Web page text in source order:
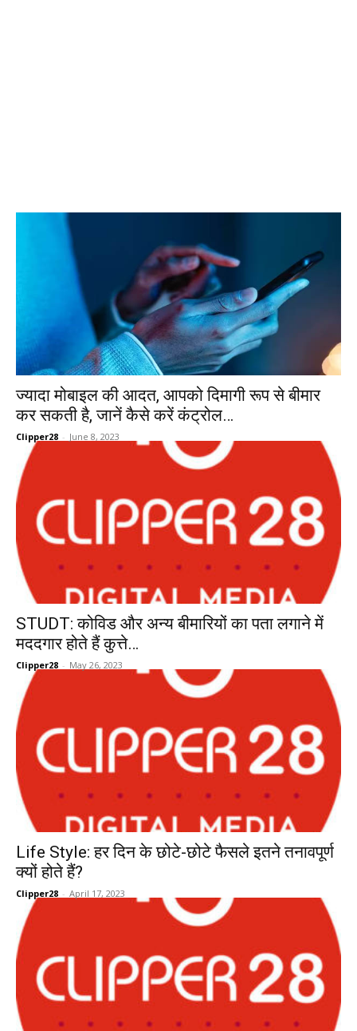
ज्यादा मोबाइल की आदत, आपको दिमागी रूप से बीमार
कर सकती है, जानें कैसे करें कंट्रोल…
Clipper28 - June 8, 2023
STUDT: कोविड और अन्य बीमारियों का पता लगाने में
मददगार होते हैं कुत्ते…
Clipper28 - May 26, 2023
Life Style: हर दिन के छोटे-छोटे फैसले इतने तनावपूर्ण
क्यों होते हैं?
Clipper28 - April 17, 2023